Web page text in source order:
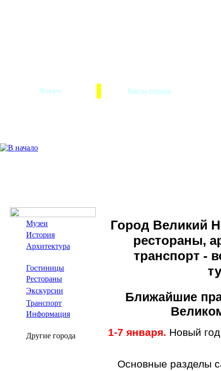
Форум Карты города
Музеи
История
Архитектура
Гостиницы
Рестораны
Экскурсии
Транспорт
Информация
Другие города
Город Великий
рестораны,
транспорт -
Ближайшие
1-7 января. Новый
Основные разделы